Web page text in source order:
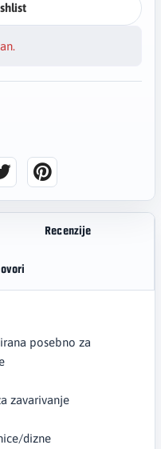
Recenzije
posebno za
zavarivanje
dizne